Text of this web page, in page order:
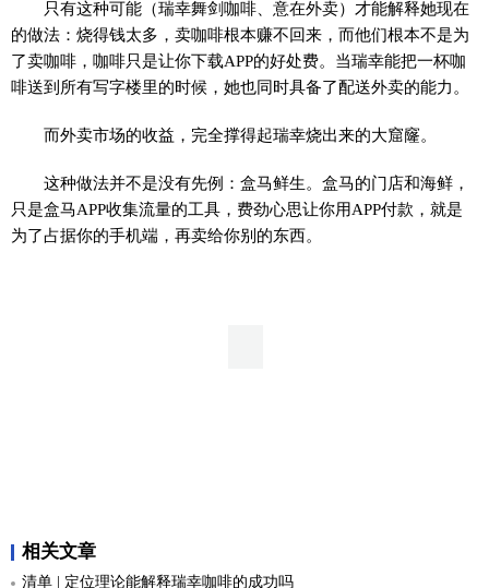
只有这种可能（瑞幸舞剑咖啡、意在外卖）才能解释她现在
的做法：烧得钱太多，卖咖啡根本赚不回来，而他们根本不是为
了卖咖啡，咖啡只是让你下载APP的好处费。当瑞幸能把一杯咖
啡送到所有写字楼里的时候，她也同时具备了配送外卖的能力。
而外卖市场的收益，完全撑得起瑞幸烧出来的大窟窿。
这种做法并不是没有先例：盒马鲜生。盒马的门店和海鲜，
只是盒马APP收集流量的工具，费劲心思让你用APP付款，就是
为了占据你的手机端，再卖给你别的东西。
相关文章
清单 | 定位理论能解释瑞幸咖啡的成功吗